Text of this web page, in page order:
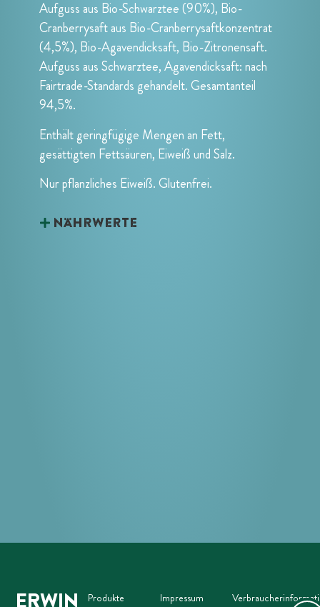
Aufguss aus Bio-Schwarztee (90%), Bio-
Cranberrysaft aus Bio-Cranberrysaftkonzentrat
(4,5%), Bio-Agavendicksaft, Bio-Zitronensaft.
Aufguss aus Schwarztee, Agavendicksaft: nach
Fairtrade-Standards gehandelt. Gesamtanteil
94,5%.
Enthält geringfügige Mengen an Fett,
gesättigten Fettsäuren, Eiweiß und Salz.
Nur pflanzliches Eiweiß. Glutenfrei.
Nährwerte
Produkte Impressum